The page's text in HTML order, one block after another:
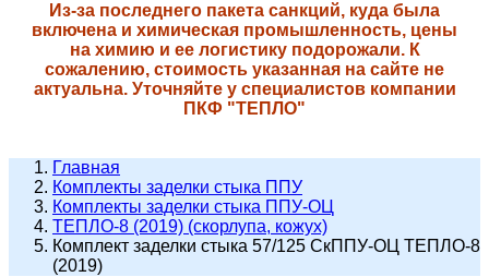
Из-за последнего пакета санкций, куда была
включена и химическая промышленность, цены
на химию и ее логистику подорожали. К
сожалению, стоимость указанная на сайте не
актуальна. Уточняйте у специалистов компании
ПКФ "ТЕПЛО"
Главная
Комплекты заделки стыка ППУ
Комплекты заделки стыка ППУ-ОЦ
ТЕПЛО-8 (2019) (скорлупа, кожух)
Комплект заделки стыка 57/125 СкППУ-ОЦ ТЕПЛО-8
(2019)